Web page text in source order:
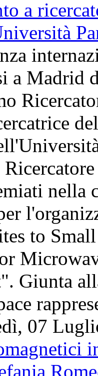
a Madrid
nella
to
Giunta
07